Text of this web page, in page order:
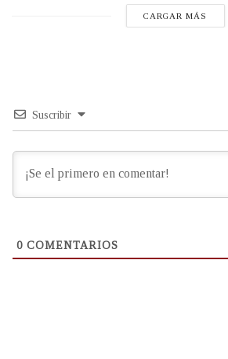
CARGAR MÁS
Suscribir
0 COMENTARIOS